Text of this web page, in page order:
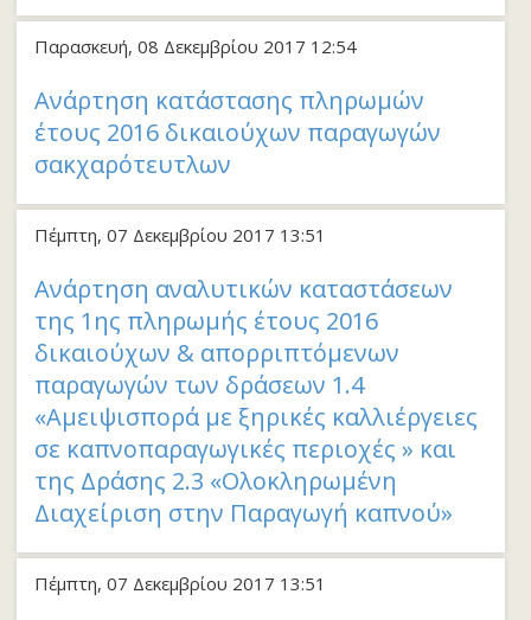
Παρασκευή, 08 Δεκεμβρίου 2017 12:54
Ανάρτηση κατάστασης πληρωμών
έτους 2016 δικαιούχων παραγωγών
σακχαρότευτλων
Πέμπτη, 07 Δεκεμβρίου 2017 13:51
Aνάρτηση αναλυτικών καταστάσεων
της 1ης πληρωμής έτους 2016
δικαιούχων & απορριπτόμενων
παραγωγών των δράσεων 1.4
«Αμειψισπορά με ξηρικές καλλιέργειες
σε καπνοπαραγωγικές περιοχές » και
της Δράσης 2.3 «Ολοκληρωμένη
Διαχείριση στην Παραγωγή καπνού»
Πέμπτη, 07 Δεκεμβρίου 2017 13:51